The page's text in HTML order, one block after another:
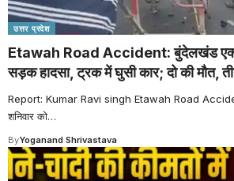
उत्तर प्रदेश
Etawah Road Accident: बुंदेलखंड
सड़क हादसा, ट्रक में घुसी कार; दो की मौत,
Report: Kumar Ravi singh Etawah Road
शनिवार को…
ByYoganand Shrivastava